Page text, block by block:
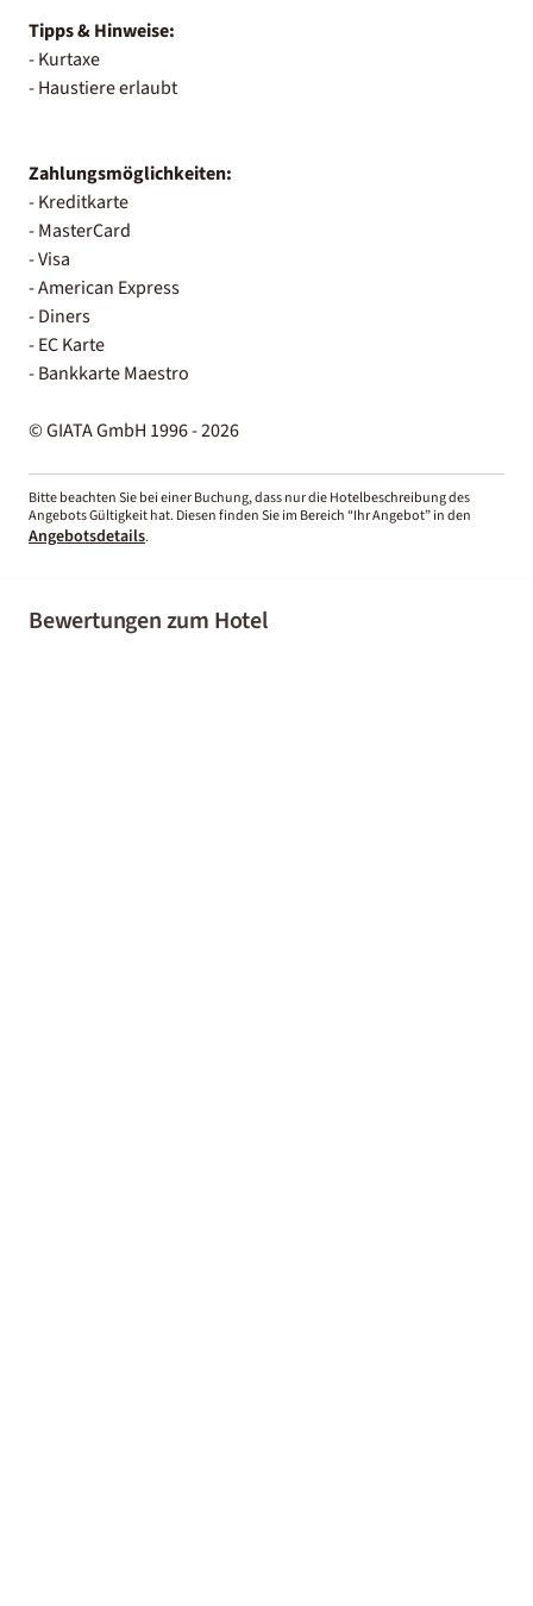
Tipps & Hinweise:
- Kurtaxe
- Haustiere erlaubt
Zahlungsmöglichkeiten:
- Kreditkarte
- MasterCard
- Visa
- American Express
- Diners
- EC Karte
- Bankkarte Maestro
© GIATA GmbH 1996 - 2026
Bitte beachten Sie bei einer Buchung, dass nur die Hotelbeschreibung des
Angebots Gültigkeit hat. Diesen finden Sie im Bereich “Ihr Angebot” in den
Angebotsdetails.
Bewertungen zum Hotel